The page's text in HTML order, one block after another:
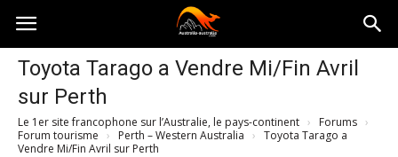
Australia-
australie.com
Toyota Tarago a Vendre Mi/Fin Avril
sur Perth
Le 1er site francophone sur l’Australie, le pays-continent › Forums ›
Forum tourisme › Perth – Western Australia › Toyota Tarago a
Vendre Mi/Fin Avril sur Perth